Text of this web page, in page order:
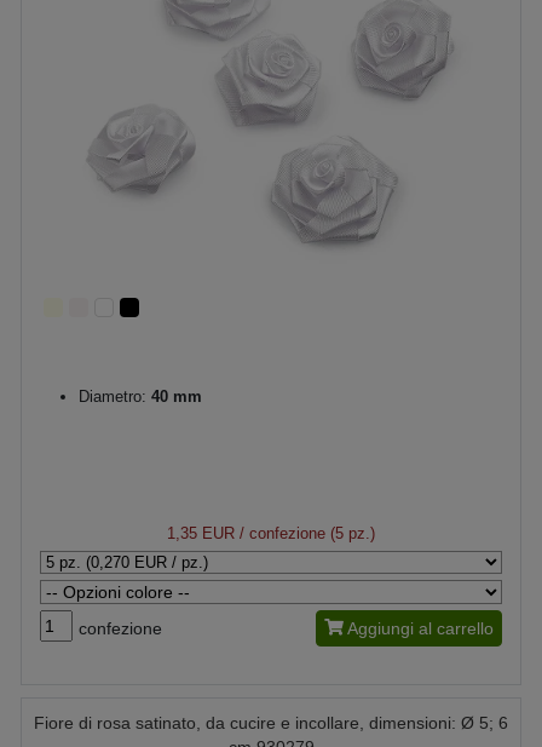
Diametro: 40 mm
1,35 EUR / confezione (5 pz.)
confezione Aggiungi al carrello
Fiore di rosa satinato, da cucire e incollare, dimensioni: Ø 5; 6